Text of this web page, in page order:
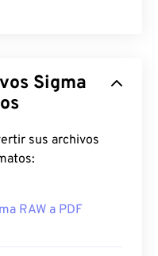
sus archivos
RAW a PDF